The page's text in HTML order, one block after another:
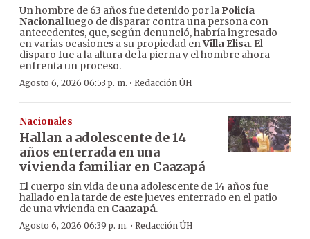
Un hombre de 63 años fue detenido por la Policía
Nacionalluego de disparar contra una persona con
antecedentes, que, según denunció, habría ingresado
en varias ocasiones a su propiedad enVilla Elisa. El
disparo fue a la altura de la pierna y el hombre ahora
enfrenta un proceso.
Agosto 6, 2026 06:53 p. m. · Redacción ÚH
Nacionales
Hallan a adolescente de 14
años enterrada en una
vivienda familiar en Caazapá
El cuerpo sin vida de una adolescente de 14 años fue
hallado en la tarde de este jueves enterrado en el patio
de una vivienda en Caazapá.
Agosto 6, 2026 06:39 p. m. · Redacción ÚH